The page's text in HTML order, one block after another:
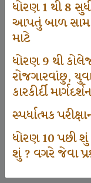
ધોરણ 1 થી 8
આપતું બાળ
માટે
ધોરણ 9 થી
રોજગારવાંછુ,
કારકીર્દી
સ્પર્ધાત્મક
ધોરણ 10 પછી
શું ? વગરે જેવા